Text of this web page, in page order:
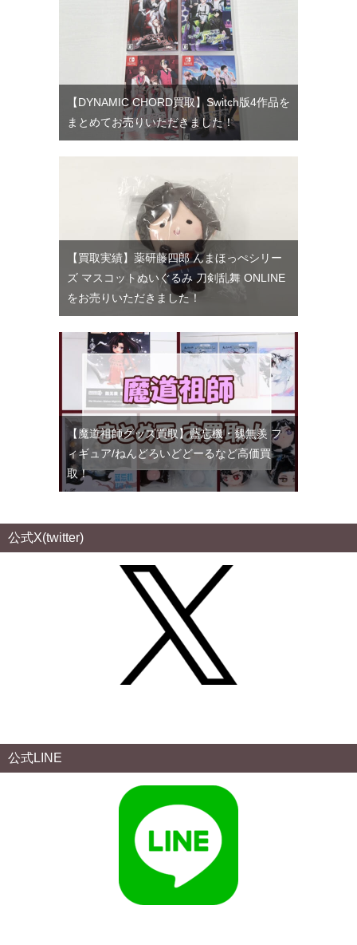
【DYNAMIC CHORD買取】Switch版4作品を
まとめてお売りいただきました！
【買取実績】薬研藤四郎 んまほっぺシリー
ズ マスコットぬいぐるみ 刀剣乱舞 ONLINE
をお売りいただきました！
【魔道祖師グッズ買取】藍忘機・魏無羨 フ
ィギュア/ねんどろいどどーるなど高価買
取！
公式X(twitter)
公式LINE